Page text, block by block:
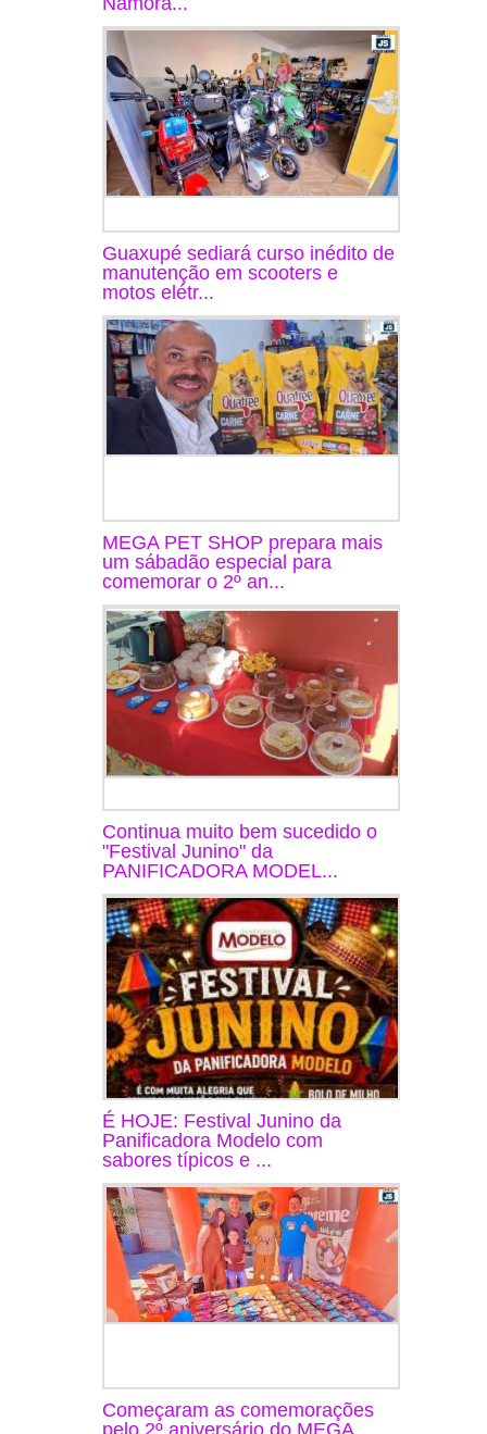
Guaxupé sediará curso inédito de
manutenção em scooters e
motos elétr...
MEGA PET SHOP prepara mais
um sábadão especial para
comemorar o 2º an...
Continua muito bem sucedido o
"Festival Junino" da
PANIFICADORA MODEL...
É HOJE: Festival Junino da
Panificadora Modelo com
sabores típicos e ...
Começaram as comemorações
pelo 2º aniversário do MEGA